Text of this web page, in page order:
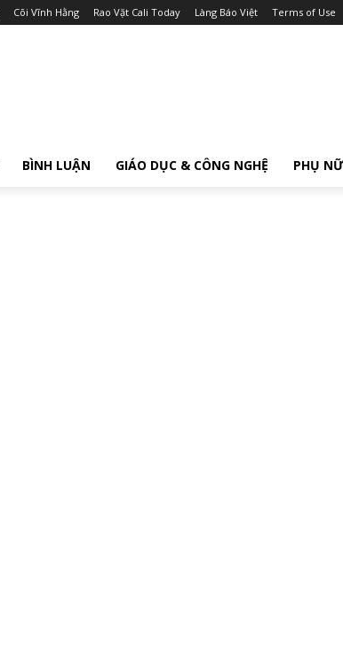
Cõi Vĩnh Hằng Rao Vặt Cali Today Làng Báo Việt Terms of Use
BÌNH LUẬN GIÁO DỤC & CÔNG NGHỆ PHỤ NỮ